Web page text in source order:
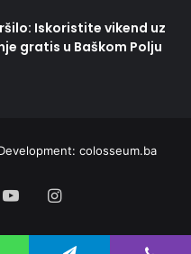
Iskoristite vikend uz
gratis u Baškom Polju
colosseum.ba
YouTubeInstagram